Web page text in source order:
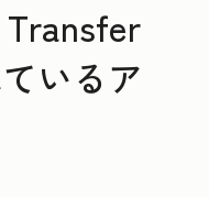
いるア